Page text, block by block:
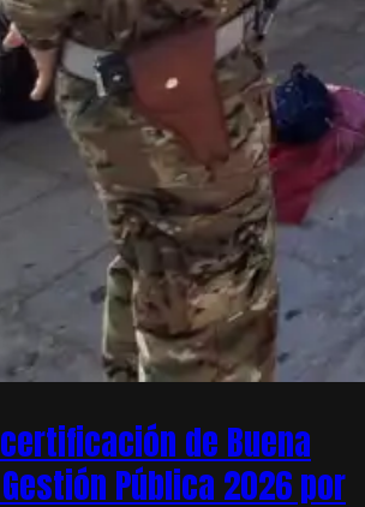
de Buena
Pública 2026 por